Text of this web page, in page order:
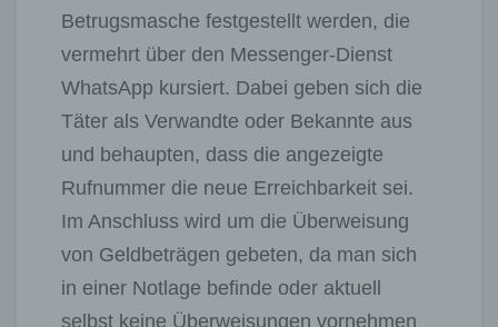
Betrugsmasche festgestellt werden, die
vermehrt über den Messenger-Dienst
WhatsApp kursiert. Dabei geben sich die
Täter als Verwandte oder Bekannte aus
und behaupten, dass die angezeigte
Rufnummer die neue Erreichbarkeit sei.
Im Anschluss wird um die Überweisung
von Geldbeträgen gebeten, da man sich
in einer Notlage befinde oder aktuell
selbst keine Überweisungen vornehmen